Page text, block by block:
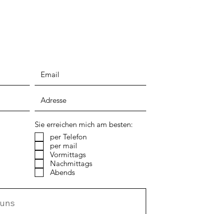
Sie erreichen mich am besten:
per Telefon
per mail
Vormittags
Nachmittags
Abends